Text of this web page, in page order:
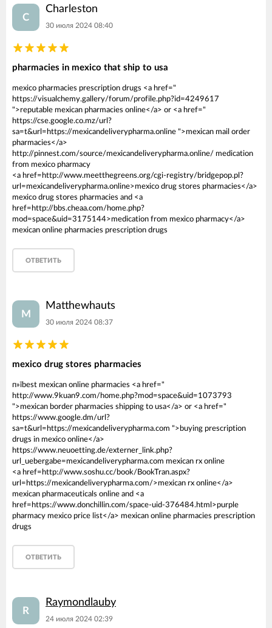
C
Charleston
30 июля 2024 08:40
pharmacies in mexico that ship to usa
mexico pharmacies prescription drugs <a href="
https://visualchemy.gallery/forum/profile.php?id=4249617
">reputable mexican pharmacies online</a> or <a href="
https://cse.google.co.mz/url?
sa=t&url=https://mexicandeliverypharma.online ">mexican mail order
pharmacies</a>
http://pinnest.com/source/mexicandeliverypharma.online/ medication
from mexico pharmacy
<a href=http://www.meetthegreens.org/cgi-registry/bridgepop.pl?
url=mexicandeliverypharma.online>mexico drug stores pharmacies</a>
mexico drug stores pharmacies and <a
href=http://bbs.cheaa.com/home.php?
mod=space&uid=3175144>medication from mexico pharmacy</a>
mexican online pharmacies prescription drugs
ОТВЕТИТЬ
M
Matthewhauts
30 июля 2024 08:37
mexico drug stores pharmacies
п»їbest mexican online pharmacies <a href="
http://www.9kuan9.com/home.php?mod=space&uid=1073793
">mexican border pharmacies shipping to usa</a> or <a href="
https://www.google.dm/url?
sa=t&url=https://mexicandeliverypharma.com ">buying prescription
drugs in mexico online</a>
https://www.neuoetting.de/externer_link.php?
url_uebergabe=mexicandeliverypharma.com mexican rx online
<a href=http://www.soshu.cc/book/BookTran.aspx?
url=https://mexicandeliverypharma.com/>mexican rx online</a>
mexican pharmaceuticals online and <a
href=https://www.donchillin.com/space-uid-376484.html>purple
pharmacy mexico price list</a> mexican online pharmacies prescription
drugs
ОТВЕТИТЬ
R
Raymondlauby
24 июля 2024 02:39